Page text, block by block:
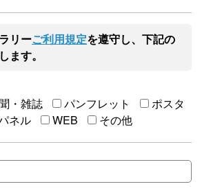
リーご利用規定を遵守し、下記の
ます。
・雑誌 パンフレット
ポスタ
ネル
WEB その他